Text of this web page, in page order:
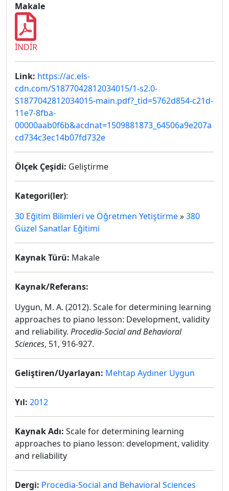
Makale
İNDİR
Link: https://ac.els-
cdn.com/S1877042812034015/1-s2.0-
S1877042812034015-main.pdf?_tid=5762d854-c21d-
11e7-8fba-
00000aab0f6b&acdnat=1509881873_64506a9e207a
cd734c3ec14b07fd732e
Ölçek Çeşidi: Geliştirme
Kategori(ler):
30 Eğitim Bilimleri ve Öğretmen Yetiştirme»380
Güzel Sanatlar Eğitimi
Kaynak Türü: Makale
Kaynak/Referans:
Uygun, M. A. (2012). Scale for determining learning
approaches to piano lesson: Development, validity
and reliability. Procedia-Social and Behavioral
Sciences, 51, 916-927.
Geliştiren/Uyarlayan: Mehtap Aydıner Uygun
Yıl: 2012
Kaynak Adı: Scale for determining learning
approaches to piano lesson: development, validity
and reliability
Dergi: Procedia-Social and Behavioral Sciences